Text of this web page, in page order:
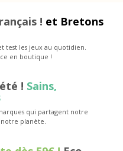
! et Bretons
test les jeux au quotidien.
en boutique !
! Sains,
qui partagent notre
planète.